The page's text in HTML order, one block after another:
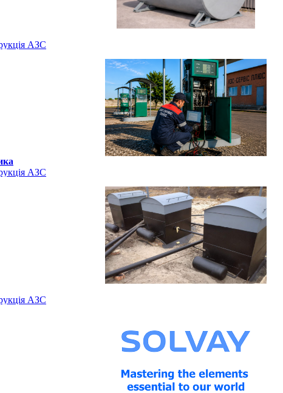
АЗС
АЗС
АЗС